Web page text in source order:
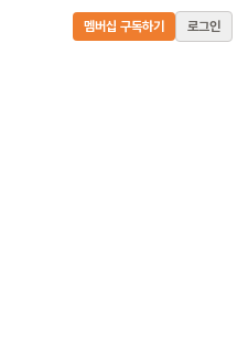
멤버십 구독하기 로그인